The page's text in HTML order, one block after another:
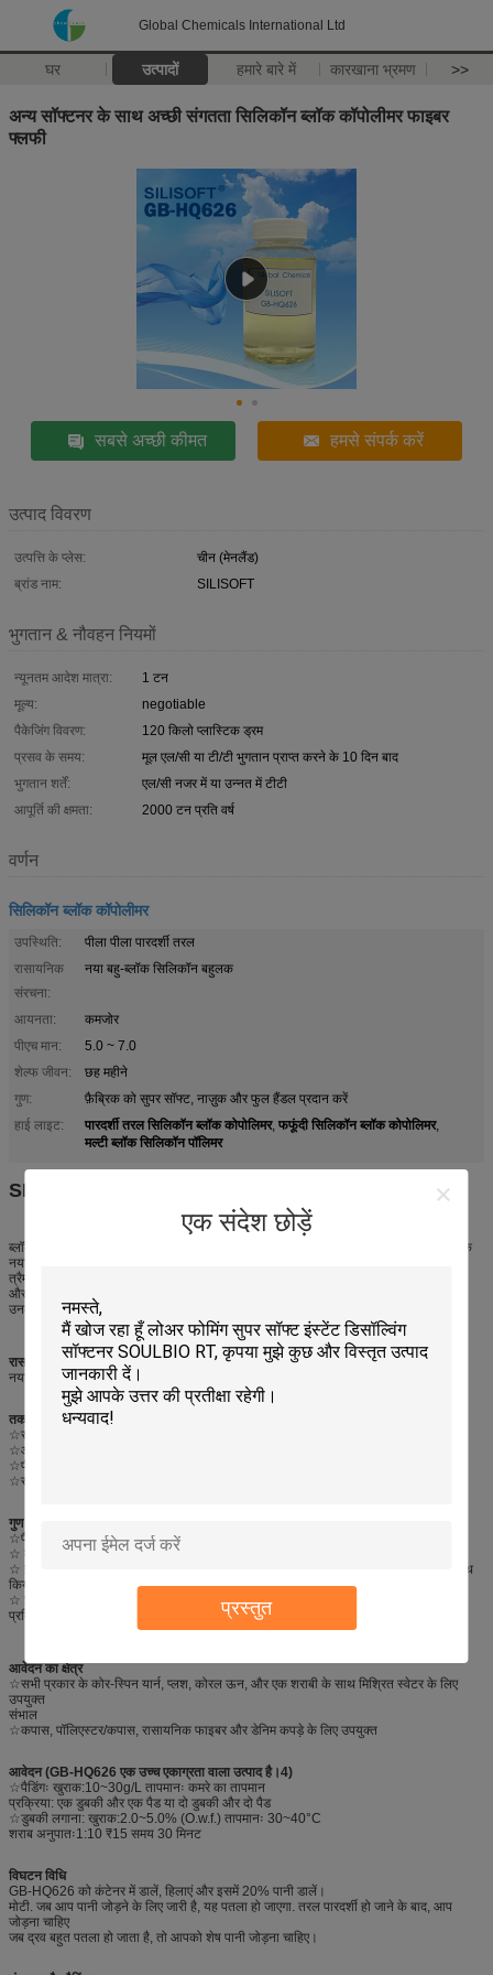
Global Chemicals International Ltd
घर उत्पादों हमारे बारे में कारखाना भ्रमण >>
एक संदेश छोड़ें
प्रस्तुत
अन्य सॉफ्टनर के साथ अच्छी संगतता सिलिकॉन ब्लॉक कॉपोलीमर फाइबर
फ्लफी
सबसे अच्छी कीमत हमसे संपर्क करें
उत्पाद विवरण
उत्पत्ति के प्लेस:
चीन (मेनलैंड)
ब्रांड नाम:
SILISOFT
भुगतान & नौवहन नियमों
न्यूनतम आदेश मात्रा:
1 टन
मूल्य:
negotiable
पैकेजिंग विवरण:
120 किलो प्लास्टिक ड्रम
प्रसव के समय:
मूल एल/सी या टी/टी भुगतान प्राप्त करने के 10 दिन बाद
भुगतान शर्तें:
एल/सी नजर में या उन्नत में टीटी
आपूर्ति की क्षमता:
2000 टन प्रति वर्ष
वर्णन
सिलिकॉन ब्लॉक कॉपोलीमर
उपस्थिति:
पीला पीला पारदर्शी तरल
रासायनिक
संरचना:
नया बहु-ब्लॉक सिलिकॉन बहुलक
आयनता:
कमजोर
पीएच मान:
5.0 ~ 7.0
शेल्फ जीवन:
छह महीने
गुण:
फ़ैब्रिक को सुपर सॉफ्ट, नाज़ुक और फुल हैंडल प्रदान करें
हाई लाइट:
पारदर्शी तरल सिलिकॉन ब्लॉक कोपोलिमर, फफूंदी सिलिकॉन ब्लॉक कोपोलिमर,
मल्टी ब्लॉक सिलिकॉन पॉलिमर
SILISOFT GB-HQ626 ((फ्लफी सिलिकॉन)
ब्लॉक रासायनिक फाइबर शराबी सिलिकॉन GB-HQ626 एक नई स्टीरियोकेमिकल संरचना है और एक
नया प्रकार है
त्रैमासिक कोपोलिमर ब्लॉक पॉलीसिलोक्साइन सामग्री। इसका उपयोग मुख्य रूप से सिंथेटिक फाइबर
और
उनके मिश्रित कपड़े, जो कपड़े को अच्छी तरह से शराबी, नरम और मोटी पकड़ दे सकते हैं।
रासायनिक संरचना
नया बहु-ब्लॉक सिलिकॉन पॉलिमर
तकनीकी विनिर्देश
☆रूपः पीले रंग का पारदर्शी तरल
☆आयनिकताः कमजोर कैटियनिक
☆पीएच मानः 5.0~7.0
☆समाधानः पानी में आसानी से घुल जाता है
गुण
☆फैब्रिक को सुपर नरम, नाजुक और पूर्ण हैंडल दें।
☆ बेहतर कपास की भावना प्राप्त करने के लिए इसे नरम तेल के साथ मिलाया जा सकता है।
☆ इसका उपयोग अलग-अलग हैंडल प्राप्त करने के लिए चिकनी सिलिकॉन तेल GB-HQ610 के साथ
किया जा सकता है।
☆ इसमें नमक प्रतिरोध, क्षार प्रतिरोध, उच्च तापमान प्रतिरोध और कतरनी का अच्छा प्रतिरोध है
प्रतिरोध।
आवेदन का क्षेत्र
☆सभी प्रकार के कोर-स्पिन यार्न, प्लश, कोरल ऊन, और एक शराबी के साथ मिश्रित स्वेटर के लिए
उपयुक्त
संभाल
☆कपास, पॉलिएस्टर/कपास, रासायनिक फाइबर और डेनिम कपड़े के लिए उपयुक्त
आवेदन (GB-HQ626 एक उच्च एकाग्रता वाला उत्पाद है।4)
☆पैडिंगः खुराक:10~30g/L तापमानः कमरे का तापमान
प्रक्रिया: एक डुबकी और एक पैड या दो डुबकी और दो पैड
☆डुबकी लगाना: खुराक:2.0~5.0% (O.w.f.) तापमानः 30~40°C
शराब अनुपातः1:10 ₹15 समय 30 मिनट
विघटन विधि
GB-HQ626 को कंटेनर में डालें, हिलाएं और इसमें 20% पानी डालें।
मोटी. जब आप पानी जोड़ने के लिए जारी है, यह पतला हो जाएगा. तरल पारदर्शी हो जाने के बाद, आप
जोड़ना चाहिए
जब द्रव बहुत पतला हो जाता है, तो आपको शेष पानी जोड़ना चाहिए।